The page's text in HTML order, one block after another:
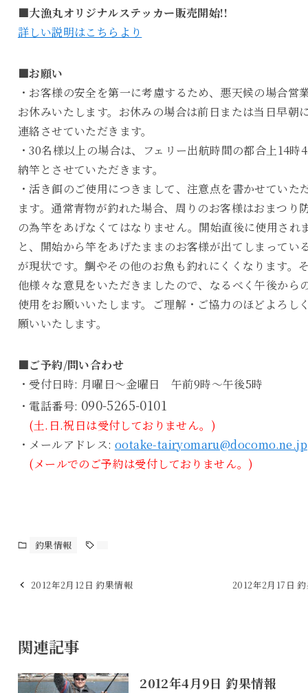
■大漁丸オリジナルステッカー販売開始!!
詳しい説明はこちらより
■お願い
・お客様の安全を第一に考慮するため、悪天候の場合営
お休みいたします。お休みの場合は前日または当日早朝
連絡させていただきます。
・30名様以上の場合は、フェリー出航時間の都合上14時
納竿とさせていただきます。
・活き餌のご使用につきまして、注意点を書かせていた
ます。通常青物が釣れた場合、周りのお客様はおまつり
の為竿をあげなくてはなりません。開始直後に使用され
と、開始から竿をあげたままのお客様が出てしまってい
が現状です。鯛やその他のお魚も釣れにくくなります。
他様々な意見をいただきましたので、なるべく午後から
使用をお願いいたします。ご理解・ご協力のほどよろし
願いいたします。
■ご予約/問い合わせ
・受付日時: 月曜日～金曜日 午前9時～午後5時
・電話番号: 090-5265-0101
(土.日.祝日は受付しておりません。)
・メールアドレス: ootake-tairyomaru@docomo.ne.jp
(メールでのご予約は受付しておりません。)
釣果情報
2012年2月12日 釣果情報 2012年2月17日
関連記事
2012年4月9日 釣果情報